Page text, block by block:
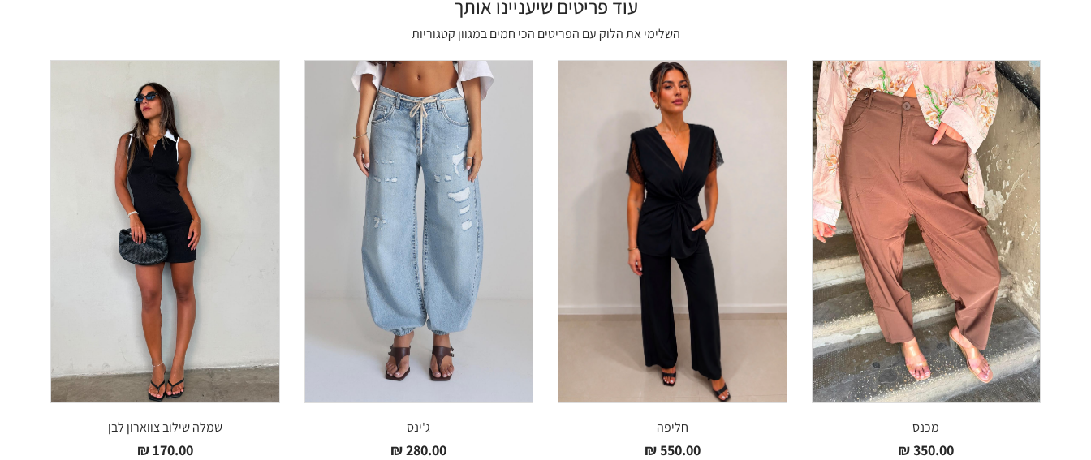
עוד פריטים שיעניינו אותך
השלימי את הלוק עם הפריטים הכי חמים במגוון קטגוריות
מכנס
350.00
₪
חליפה
550.00
₪
ג'ינס
280.00
₪
שמלה שילוב צווארון לבן
170.00
₪